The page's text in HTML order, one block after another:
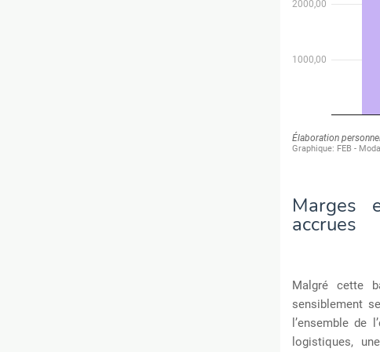
Marges
accrues
Malgré cette
sensiblement
l’ensemble de
logistiques,